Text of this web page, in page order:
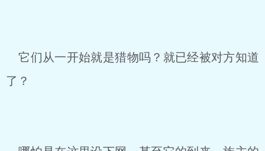
它们从一开始就是猎物吗？就已经被对方知道
了？